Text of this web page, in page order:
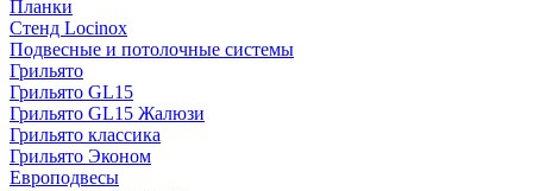
Планки
Стенд Locinox
Подвесные и потолочные системы
Грильято
Грильято GL15
Грильято GL15 Жалюзи
Грильято классика
Грильято Эконом
Европодвесы